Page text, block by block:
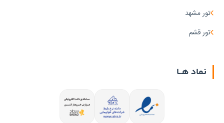
تور مشهد
تور قشم
نماد هــا